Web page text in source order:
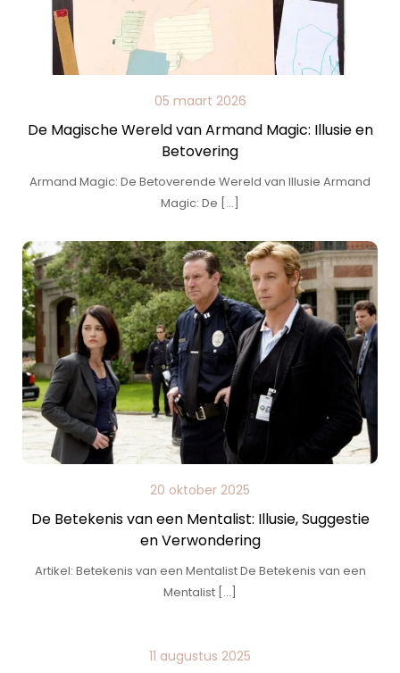
05 maart 2026
De Magische Wereld van Armand Magic: Illusie en
Betovering
Armand Magic: De Betoverende Wereld van Illusie Armand
Magic: De […]
20 oktober 2025
De Betekenis van een Mentalist: Illusie, Suggestie
en Verwondering
Artikel: Betekenis van een Mentalist De Betekenis van een
Mentalist […]
11 augustus 2025